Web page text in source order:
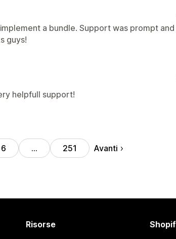
a bundle. Support was prompt
guys!
helpfull support!
6 … 251 Avanti
Risorse